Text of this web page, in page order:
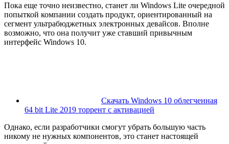
Пока еще точно неизвестно, станет ли Windows Lite очередной
попыткой компании создать продукт, ориентированный на
сегмент ультрабюджетных электронных девайсов. Вполне
возможно, что она получит уже ставший привычным
интерфейс Windows 10.
Скачать Windows 10 облегченная
64 bit Lite 2019 торрент с активацией
Однако, если разработчики смогут убрать большую часть
никому не нужных компонентов, это станет настоящей